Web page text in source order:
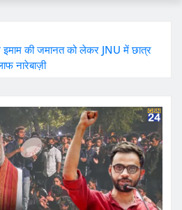
की जमानत को लेकर JNU में छात्र
नारेबाज़ी